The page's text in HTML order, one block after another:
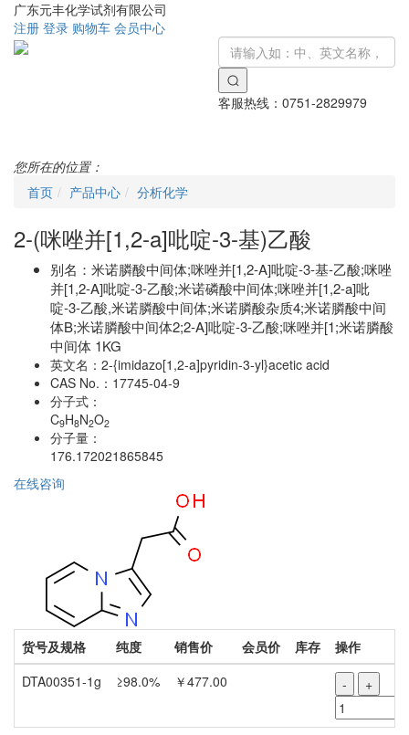
广东元丰化学试剂有限公司
注册 登录 购物车 会员中心
客服热线： 0751-2829979
您所在的位置：
首页
产品中心 分析化学
2-(咪唑并[1,2-a]吡啶-3-基)乙酸
别名： 米诺膦酸中间体;咪唑并[1,2-A]吡啶-3-基-乙酸;咪唑
并[1,2-A]吡啶-3-乙酸;米诺磷酸中间体;咪唑并[1,2-a]吡
啶-3-乙酸,米诺膦酸中间体;米诺膦酸杂质4;米诺膦酸中间
体B;米诺膦酸中间体2;2-A]吡啶-3-乙酸;咪唑并[1;米诺膦酸
中间体 1KG
英文名： 2-{imidazo[1,2-a]pyridin-3-yl}acetic acid
CAS No.： 17745-04-9
分子式：
C9H8N2O2
分子量：
176.172021865845
在线咨询
货号及规格 纯度 销售价 会员价 库存
操作
DTA00351-1g
≥98.0% ￥477.00 - +